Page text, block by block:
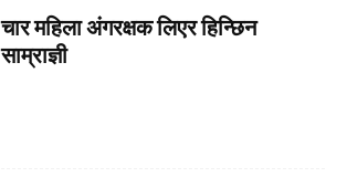
चार महिला अंगरक्षक लिएर हिन्छिन
साम्राज्ञी